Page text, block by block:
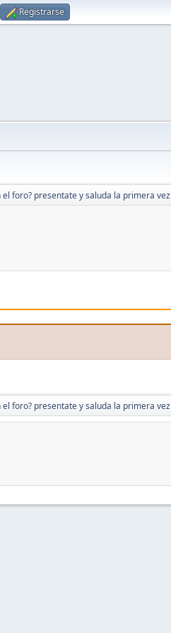
Registrarse
el foro? presentate y saluda la primera vez
el foro? presentate y saluda la primera vez